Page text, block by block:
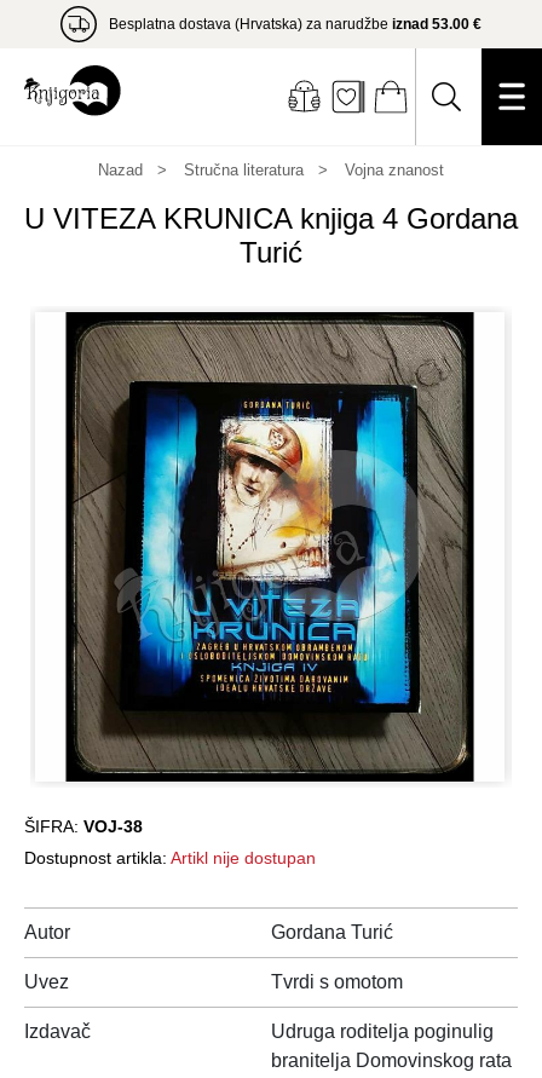
Besplatna dostava (Hrvatska) za narudžbe iznad 53.00 €
Nazad Stručna literatura Vojna znanost
U VITEZA KRUNICA knjiga 4 Gordana
Turić
ŠIFRA: VOJ-38
Dostupnost artikla: Artikl nije dostupan
Autor Gordana Turić
Uvez Tvrdi s omotom
Izdavač
Udruga roditelja poginulig
branitelja Domovinskog rata